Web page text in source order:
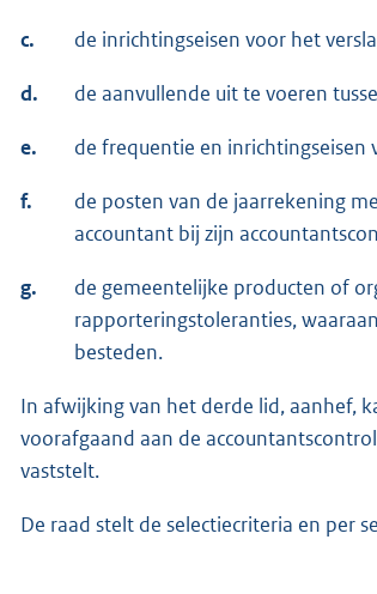
c. de inrichtingseisen voor het
d. de aanvullende uit te voeren
e. de frequentie en inrichtingseisen
f.
de posten van de jaarrekening
accountant bij zijn
g.
de gemeentelijke producten of
rapporteringstoleranties,
besteden.
In afwijking van het derde lid, aanhef,
voorafgaand aan de
vaststelt.
De raad stelt de selectiecriteria en per